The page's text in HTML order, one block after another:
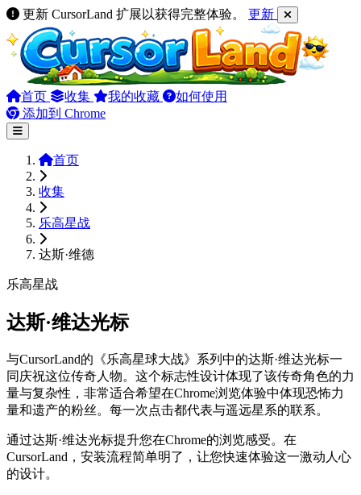
更新 CursorLand 扩展以获得完整体验。 更新
首页 收集 我的收藏
如何使用
添加到 Chrome
首页
收集
乐高星战
达斯·维德
乐高星战
达斯·维达光标
与CursorLand的《乐高星球大战》系列中的达斯·维达光标一
同庆祝这位传奇人物。这个标志性设计体现了该传奇角色的力
量与复杂性，非常适合希望在Chrome浏览体验中体现恐怖力
量和遗产的粉丝。每一次点击都代表与遥远星系的联系。
通过达斯·维达光标提升您在Chrome的浏览感受。在
CursorLand，安装流程简单明了，让您快速体验这一激动人心
的设计。